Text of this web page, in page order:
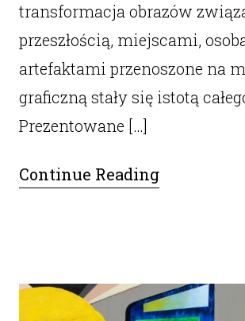
transformacja obrazów
przeszłością, miejscami,
artefaktami przenoszone na
graficzną stały się istotą
Prezentowane […]
Continue Reading